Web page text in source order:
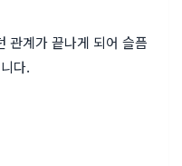
관계가 끝나게 되어 슬픔
다.